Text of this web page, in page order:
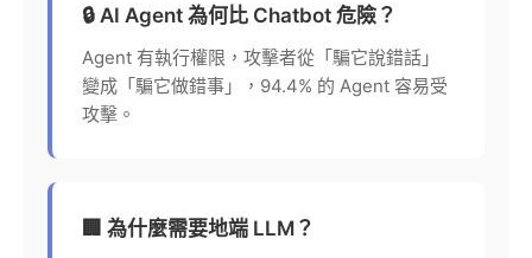
🔒 AI Agent 為何比 Chatbot 危險？
Agent 有執行權限，攻擊者從「騙它說錯話」
變成「騙它做錯事」，94.4% 的 Agent 容易受
攻擊。
🏢 為什麼需要地端 LLM？